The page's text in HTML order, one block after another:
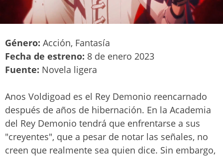
Género: Acción, Fantasía
Fecha de estreno: 8 de enero 2023
Fuente: Novela ligera
Anos Voldigoad es el Rey Demonio reencarnado
después de años de hibernación. En la Academia
del Rey Demonio tendrá que enfrentarse a sus
"creyentes", que a pesar de notar las señales, no
creen que realmente sea quien dice. Sin embargo,